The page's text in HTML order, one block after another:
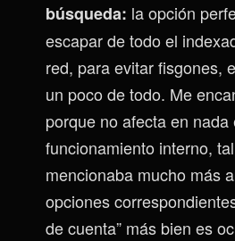
búsqueda: la opción
escapar de todo el
red, para evitar fisgones,
un poco de todo. Me
porque no afecta en nada
funcionamiento interno,
mencionaba mucho más
opciones
de cuenta” más bien es